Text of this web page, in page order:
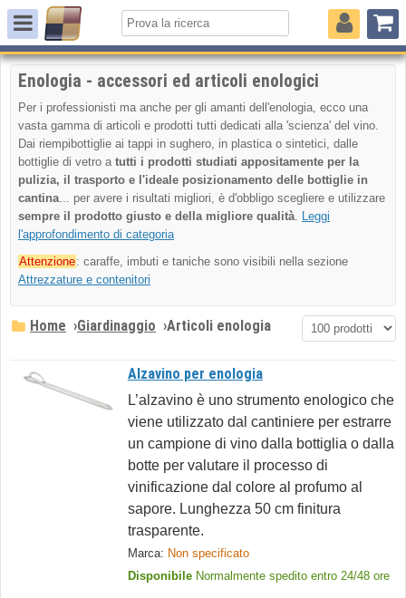
Enologia - accessori ed articoli enologici
Per i professionisti ma anche per gli amanti dell'enologia, ecco una
vasta gamma di articoli e prodotti tutti dedicati alla 'scienza' del vino.
Dai riempibottiglie ai tappi in sughero, in plastica o sintetici, dalle
bottiglie di vetro a tutti i prodotti studiati appositamente per la
pulizia, il trasporto e l'ideale posizionamento delle bottiglie in
cantina... per avere i risultati migliori, è d'obbligo scegliere e utilizzare
sempre il prodotto giusto e della migliore qualità. Leggi
l'approfondimento di categoria
Attenzione: caraffe, imbuti e taniche sono visibili nella sezione
Attrezzature e contenitori
Home ›Giardinaggio ›Articoli enologia
Alzavino per enologia
L’alzavino è uno strumento enologico che
viene utilizzato dal cantiniere per estrarre
un campione di vino dalla bottiglia o dalla
botte per valutare il processo di
vinificazione dal colore al profumo al
sapore. Lunghezza 50 cm finitura
trasparente.
Marca: Non specificato
Disponibile Normalmente spedito entro 24/48 ore